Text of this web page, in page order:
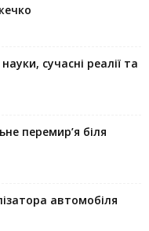
сучасні реалії та
перемир’я біля
автомобіля